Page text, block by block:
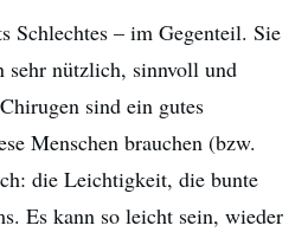
Schlechtes – im Gegenteil. Sie
nützlich, sinnvoll und
sind ein gutes
Menschen brauchen (bzw.
die Leichtigkeit, die bunte
Es kann so leicht sein, wieder